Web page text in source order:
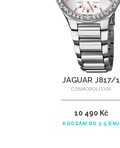
JAGUAR J817/1
COSMOPOLITAN
10 490 Kč
K DODÁNÍ DO 3-5 DNŮ